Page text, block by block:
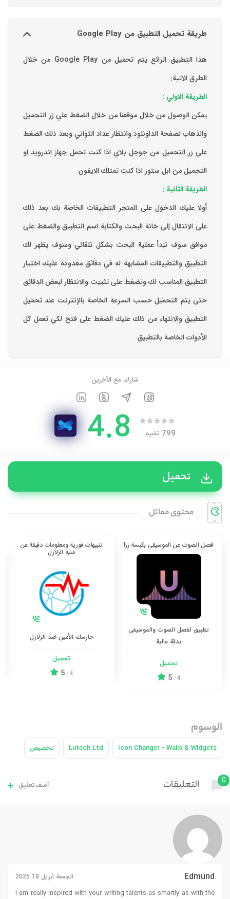
طريقة تحميل التطبيق من Google Play
هذا التطبيق الرائع يتم تحميل من Google Play من خلال
الطرق الاتية:
الطريقة الاولي :
يمكن الوصول من خلال موقعنا من خلال الضغط علي زر التحميل
والذهاب لصفحة الداونلود وانتظار عداد الثواني وبعد ذلك الضغط
علي زر التحميل من جوجل بلاي اذا كنت تحمل جهاز اندرويد او
التحميل من ابل ستور اذا كنت تمتلك الايفون
الطريقة الثانية :
‏أولا عليك الدخول على المتجر التطبيقات الخاصة بك ‏بعد ذلك
على الانتقال إلى خانة البحث والكتابة اسم التطبيق والضغط على
موافق ‏سوف تبدأ عملية البحث بشكل تلقائي وسوف يظهر لك
التطبيق والتطبيقات المشابهة له في دقائق معدودة ‏عليك اختيار
التطبيق المناسب لك وتضغط على تثبيت والانتظار لبعض الدقائق
حتى يتم التحميل حسب السرعة الخاصة بالإنترنت ‏عند تحميل
التطبيق والانتهاء من ذلك عليك الضغط على فتح لكي تعمل كل
الأدوات الخاصة بالتطبيق
شارك مع الآخرين
799 تقييم 4.8
تحميل
محتوی مماثل
افصل الصوت عن الموسيقى بكبسة زر!
تطبيق لفصل الصوت والموسيقى
بدقة عالية
تحميل
4
/
5
تنبيهات فورية ومعلومات دقيقة عن
منبه الزلازل
حارسك الأمين ضد الزلازل
تحميل
4
/
5
الوسوم
Icon Changer - Walls & Widgets
Lutech Ltd تخصيص
0 التعليقات أضف تعليق
Edmund الجمعة أبريل 18 2025
I am really inspired with your writing talents as smartly as with the